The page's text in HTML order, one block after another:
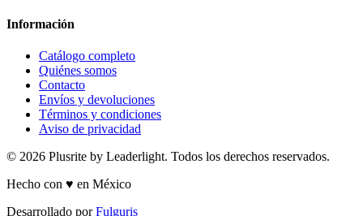
Información
Catálogo completo
Quiénes somos
Contacto
Envíos y devoluciones
Términos y condiciones
Aviso de privacidad
© 2026 Plusrite by Leaderlight. Todos los derechos reservados.
Hecho con ♥ en México
Desarrollado porFulguris